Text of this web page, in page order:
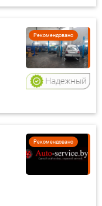
Рекомендовано
Рекомендовано